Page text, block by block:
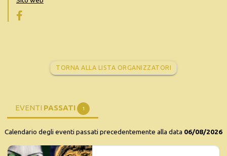
TORNA ALLA LISTA ORGANIZZATORI
EVENTI PASSATI 1
Calendario degli eventi passati precedentemente alla data 06/08/2026